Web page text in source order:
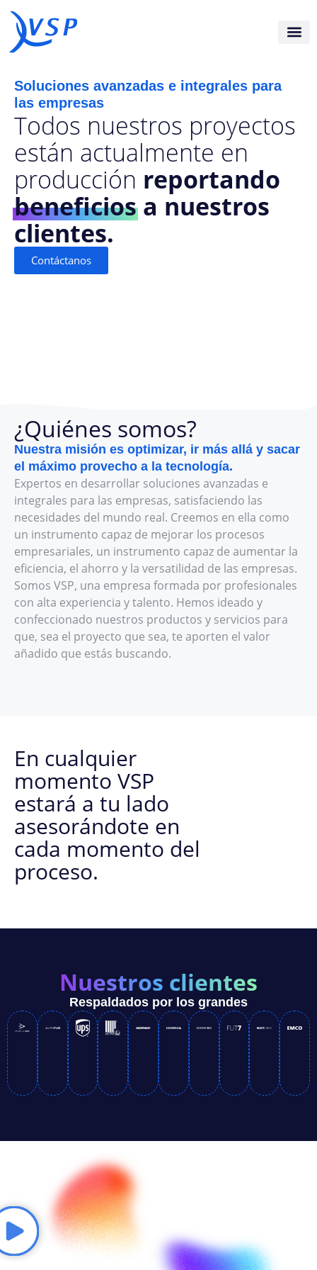
Soluciones avanzadas e integrales para
las empresas
Todos nuestros proyectos
están actualmente en
producción reportando
beneficiosa nuestros
clientes.
Contáctanos
¿Quiénes somos?
Nuestra misión es optimizar, ir más allá y sacar
el máximo provecho a la tecnología.
Expertos en desarrollar soluciones avanzadas e
integrales para las empresas, satisfaciendo las
necesidades del mundo real. Creemos en ella como
un instrumento capaz de mejorar los procesos
empresariales, un instrumento capaz de aumentar la
eficiencia, el ahorro y la versatilidad de las empresas.
Somos VSP, una empresa formada por profesionales
con alta experiencia y talento. Hemos ideado y
confeccionado nuestros productos y servicios para
que, sea el proyecto que sea, te aporten el valor
añadido que estás buscando.
En cualquier
momento VSP
estará a tu lado
asesorándote en
cada momento del
proceso.
Nuestros clientes
Respaldados por los grandes